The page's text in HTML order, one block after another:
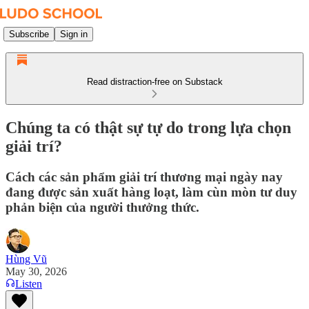
Subscribe Sign in
Read distraction-free on Substack
Chúng ta có thật sự tự do trong lựa chọn
giải trí?
Cách các sản phẩm giải trí thương mại ngày nay
đang được sản xuất hàng loạt, làm cùn mòn tư duy
phản biện của người thưởng thức.
Hùng Vũ
May 30, 2026
Listen